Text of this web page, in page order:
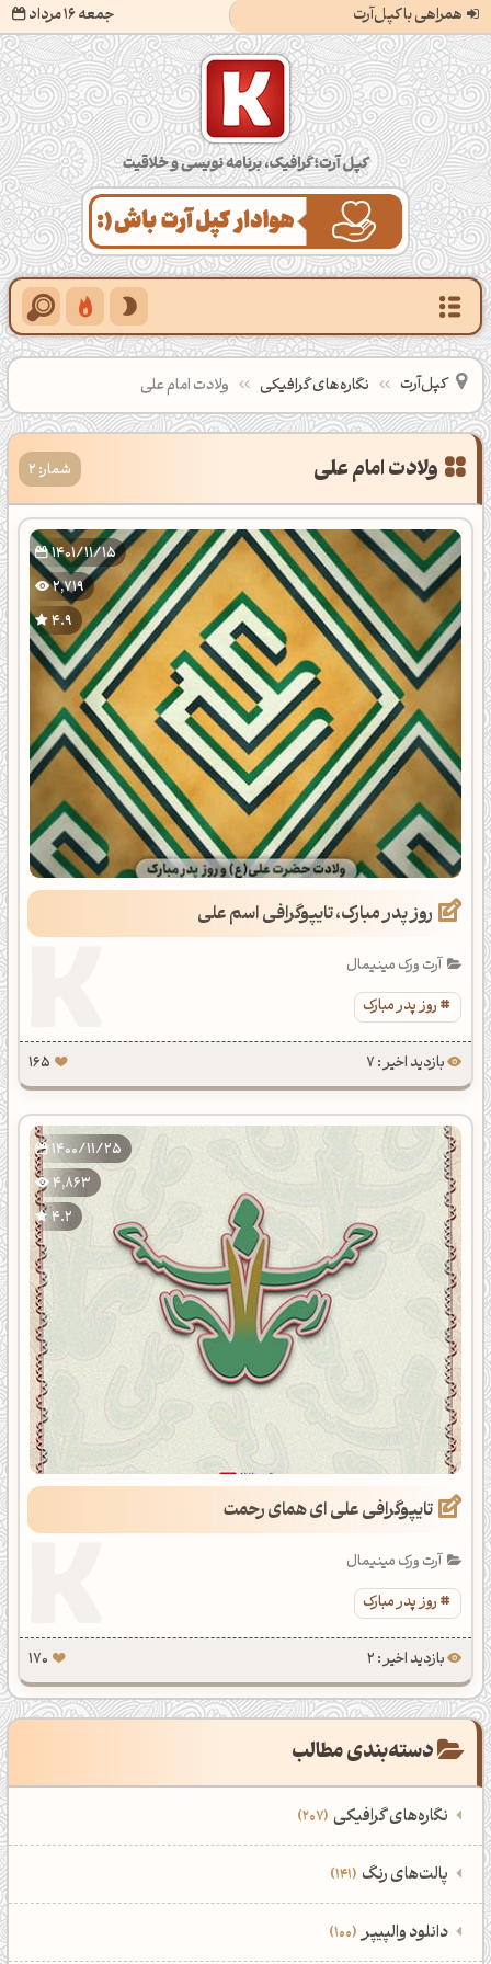
همراهی با کپل‌آرت جمعه 16 مرداد
کپل‌آرت؛ گرافیک، برنامه‌نویسی و خلاقیت
کپل‌آرت نگاره‌های گرافیکی ولادت امام علی
ولادت امام علی شمار: 2
1401/11/15
2,719
4.9
روز پدر مبارک، تایپوگرافی اسم علی
آرت ورک مینیمال
روز پدر مبارک
بازدید اخیر : 7 165
1400/11/25
4,863
4.2
تایپوگرافی علی ای همای رحمت
آرت ورک مینیمال
روز پدر مبارک
بازدید اخیر : 2 170
دسته‌بندی مطالب
نگاره‌های گرافیکی 207
‌همه دسته‌بندی‌های نگاره‌های گرافیکی
نمایش همه نگاره‌ها
‌پالت‌های رنگ 141
‌همه دسته‌بندی‌های پالت‌های رنگ
‌دانلود والپیپر 100